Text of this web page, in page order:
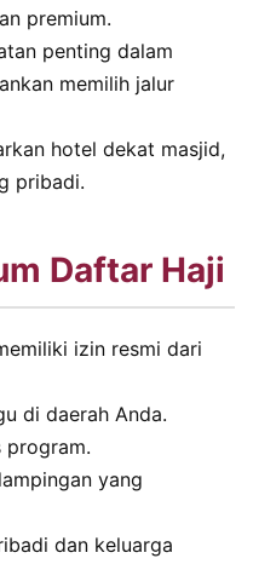
premium.
penting dalam
memilih jalur
hotel dekat masjid,
pribadi.
Daftar Haji
izin resmi dari
di daerah Anda.
program.
yang
dan keluarga